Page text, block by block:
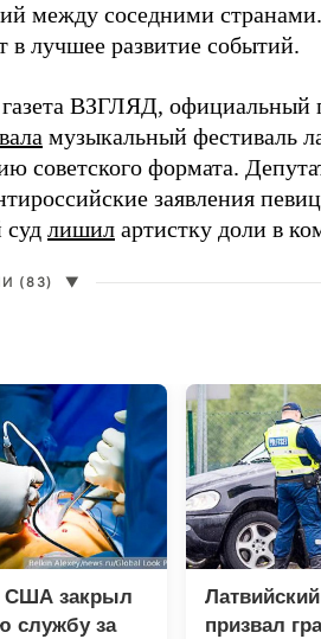
между соседними
в лучшее развитие событий.
ВЗГЛЯД,
музыкальный фестиваль
советского формата.
заявления
суд лишил артистку доли в
(83) ▼
США закрыл
службу за
призвал